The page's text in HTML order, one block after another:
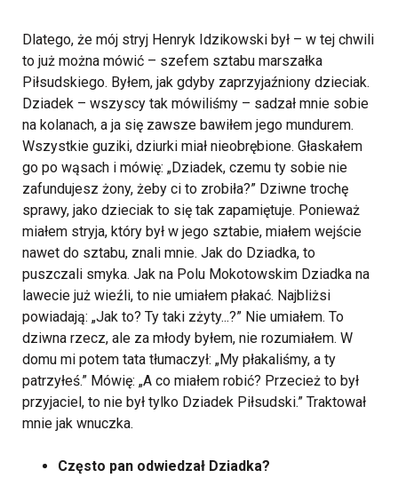
Dlatego, że mój stryj Henryk Idzikowski był – w tej chwili
to już można mówić – szefem sztabu marszałka
Piłsudskiego. Byłem, jak gdyby zaprzyjaźniony dzieciak.
Dziadek – wszyscy tak mówiliśmy – sadzał mnie sobie
na kolanach, a ja się zawsze bawiłem jego mundurem.
Wszystkie guziki, dziurki miał nieobrębione. Głaskałem
go po wąsach i mówię: „Dziadek, czemu ty sobie nie
zafundujesz żony, żeby ci to zrobiła?” Dziwne trochę
sprawy, jako dzieciak to się tak zapamiętuje. Ponieważ
miałem stryja, który był w jego sztabie, miałem wejście
nawet do sztabu, znali mnie. Jak do Dziadka, to
puszczali smyka. Jak na Polu Mokotowskim Dziadka na
lawecie już wieźli, to nie umiałem płakać. Najbliżsi
powiadają: „Jak to? Ty taki zżyty...?” Nie umiałem. To
dziwna rzecz, ale za młody byłem, nie rozumiałem. W
domu mi potem tata tłumaczył: „My płakaliśmy, a ty
patrzyłeś.” Mówię: „A co miałem robić? Przecież to był
przyjaciel, to nie był tylko Dziadek Piłsudski.” Traktował
mnie jak wnuczka.
Często pan odwiedzał Dziadka?